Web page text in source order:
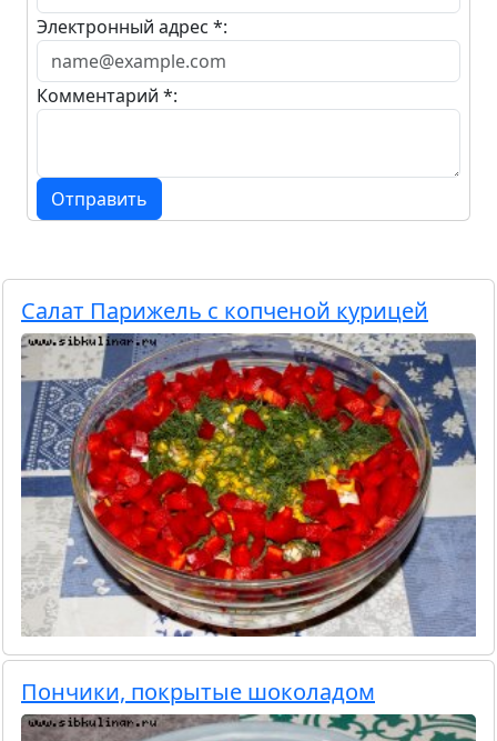
Электронный адрес *:
Комментарий *:
Отправить
Салат Парижель с копченой курицей
Пончики, покрытые шоколадом